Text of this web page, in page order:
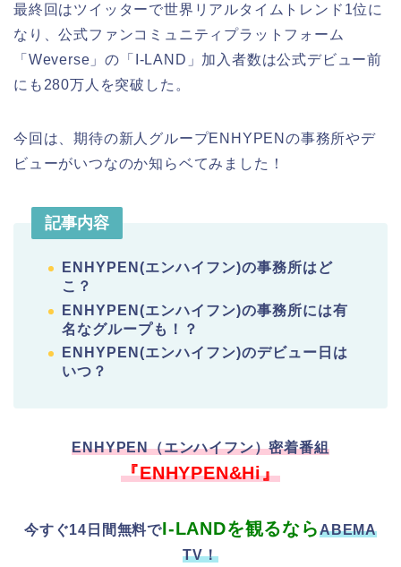
最終回はツイッターで世界リアルタイムトレンド1位に
なり、公式ファンコミュニティプラットフォーム
「Weverse」の「I-LAND」加入者数は公式デビュー前
にも280万人を突破した。
今回は、期待の新人グループENHYPENの事務所やデ
ビューがいつなのか知らベてみました！
記事内容
ENHYPEN(エンハイフン)の事務所はど
こ？
ENHYPEN(エンハイフン)の事務所には有
名なグループも！？
ENHYPEN(エンハイフン)のデビュー日は
いつ？
ENHYPEN（エンハイフン）密着番組
『ENHYPEN&Hi』
今すぐ14日間無料でI-LANDを観るならABEMA
TV！